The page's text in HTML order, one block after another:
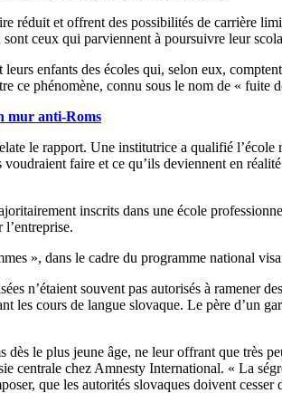
réduit et offrent des possibilités de carrière
sont ceux qui parviennent à poursuivre leur
enfants des écoles qui, selon eux,
ce phénomène, connu sous le nom de « fuite
mur anti-Roms
le rapport. Une institutrice a qualifié
faire et ce qu’ils deviennent en
inscrits dans une école
l’entreprise.
», dans le cadre du programme national
n’étaient souvent pas autorisés à ramener
les cours de langue slovaque. Le père d’un
le plus jeune âge, ne leur offrant que très
centrale chez Amnesty International. « La
que les autorités slovaques doivent cesser